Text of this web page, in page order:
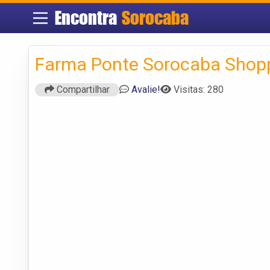
Encontra Sorocaba
Farma Ponte Sorocaba
Compartilhar Avalie! Visitas: 280